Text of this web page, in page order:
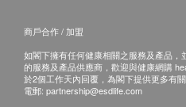
商戶合作 / 加盟
如閣下擁有任何健康相關之服務及產品，
的服務及產品供應商，歡迎與健康網購
於2個工作天內回覆，為閣下提供更多有關
電郵: partnership@esdlife.com